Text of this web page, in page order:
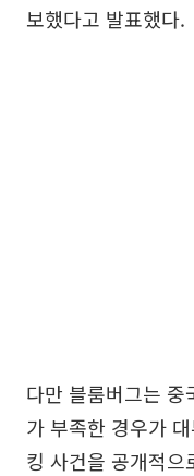
보했다고 발표했다.
다만 블룸버그는
가 부족한 경우가
킹 사건을 공개적으